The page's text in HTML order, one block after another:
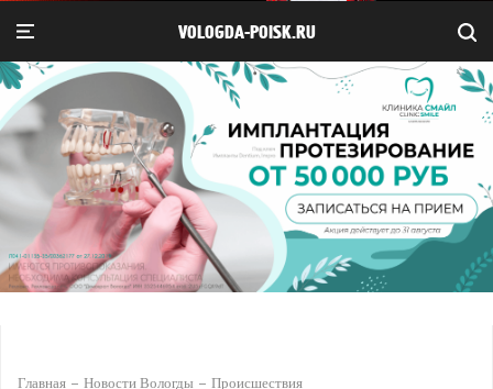
VOLOGDA-POISK.RU
Главная Новости Вологды Происшествия